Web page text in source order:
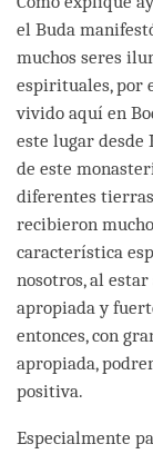
el Buda
muchos seres
espirituales, por
vivido aquí en
este lugar desde
de este
diferentes
recibieron
característica
nosotros, al
apropiada y
entonces, con
apropiada,
positiva.
Especialmente